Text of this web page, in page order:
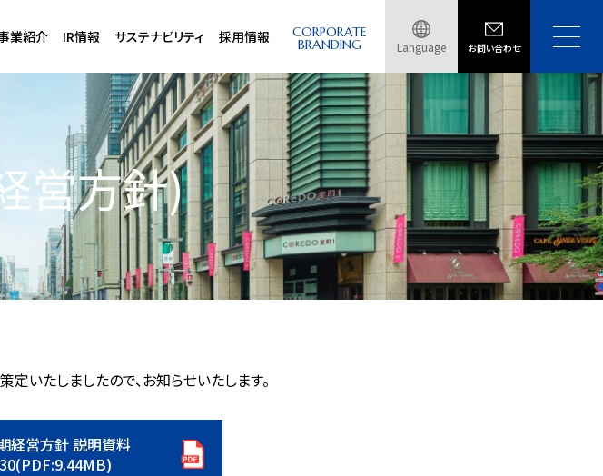
業紹介 IR情報 サステナビリティ 採用情報 CORPORATE
BRANDING Language お問い合わせ
営方針)
いたしましたので、お知らせいたします。
経営方針 説明資料